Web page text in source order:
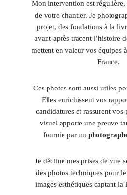
Mon intervention est régulière,
de votre chantier. Je
projet, des fondations à la
avant-après tracent l’histoire
mettent en valeur vos équipes
France.
Ces photos sont aussi utiles
Elles enrichissent vos
candidatures et rassurent vos
visuel apporte une preuve
fournie par un
Je décline mes prises de vue
des photos techniques pour
images esthétiques captant la